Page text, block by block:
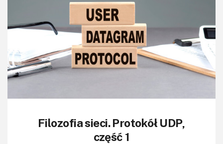
Filozofia sieci. Protokół UDP,
część 1